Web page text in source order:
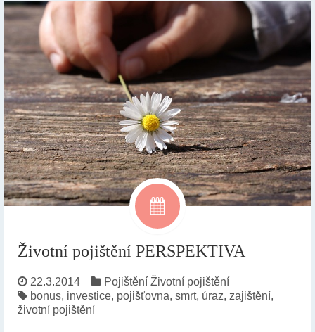
Životní pojištění PERSPEKTIVA
22.3.2014 Pojištění Životní pojištění
bonus, investice, pojišťovna, smrt, úraz, zajištění,
životní pojištění